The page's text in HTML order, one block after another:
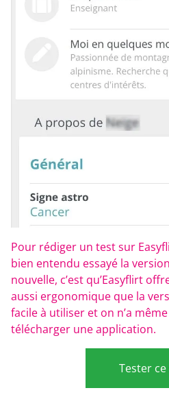
Pour rédiger un test sur
bien entendu essayé la
nouvelle, c’est qu’Easyflirt
aussi ergonomique que la
facile à utiliser et on n’a
télécharger une application.
Tester